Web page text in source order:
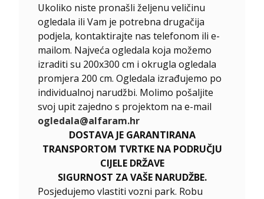
Ukoliko niste pronašli željenu veličinu
ogledala ili Vam je potrebna drugačija
podjela, kontaktirajte nas telefonom ili e-
mailom. Najveća ogledala koja možemo
izraditi su 200x300 cm i okrugla ogledala
promjera 200 cm. Ogledala izrađujemo po
individualnoj narudžbi. Molimo pošaljite
svoj upit zajedno s projektom na e-mail
ogledala@alfaram.hr
DOSTAVA JE GARANTIRANA
TRANSPORTOM TVRTKE NA PODRUČJU
CIJELE DRŽAVE
SIGURNOST ZA VAŠE NARUDŽBE.
Posjedujemo vlastiti vozni park. Robu